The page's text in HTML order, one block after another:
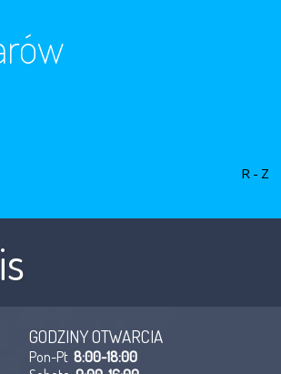
R-Z
GODZINY OTWARCIA
Pon-Pt 8:00-18:00